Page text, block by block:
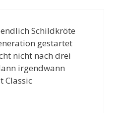
Schildkröte
gestartet
nicht nach drei
irgendwann
Classic